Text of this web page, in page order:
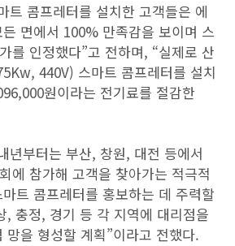
트 콤프레터를 설치한 고객들은 에
면에서 100% 만족감을 보이며 스
를 인정했다”고 전하며, “실제로 산
440V) 스마트 콤프레터를 설치
원이라는 전기료를 절감한
년부터는 부산, 창원, 대전 등에서
에 참가해 고객을 찾아가는 적극적
트 콤프레터를 홍보하는 데 주력할
, 충정, 경기 등 각 지역에 대리점을
망을 형성할 계획”이라고 전했다.